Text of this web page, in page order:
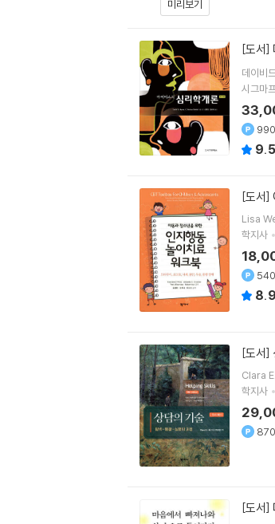
미리보기
[도서]
데이비
시그마
9.5
[도서]
Lisa
학지사
8.9
[도서]
Clara
학지사
[도서]